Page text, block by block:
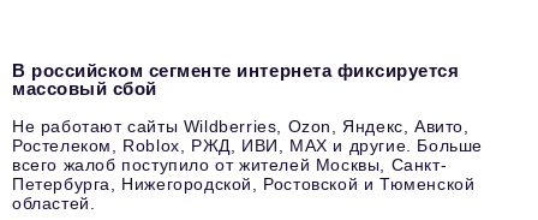
В российском сегменте интернета фиксируется
массовый сбой
Не работают сайты Wildberries, Ozon, Яндекс, Авито,
Ростелеком, Roblox, РЖД, ИВИ, MAX и другие. Больше
всего жалоб поступило от жителей Москвы, Санкт-
Петербурга, Нижегородской, Ростовской и Тюменской
областей.